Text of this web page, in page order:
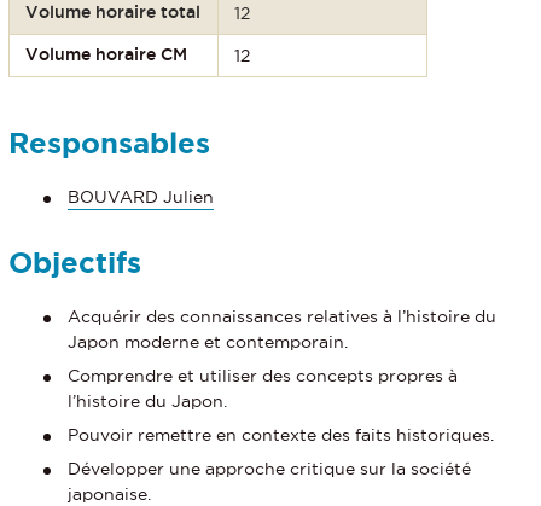
Volume horaire total 12
Volume horaire CM 12
Responsables
BOUVARD Julien
Objectifs
Acquérir des connaissances relatives à l’histoire du
Japon moderne et contemporain.
Comprendre et utiliser des concepts propres à
l’histoire du Japon.
Pouvoir remettre en contexte des faits historiques.
Développer une approche critique sur la société
japonaise.